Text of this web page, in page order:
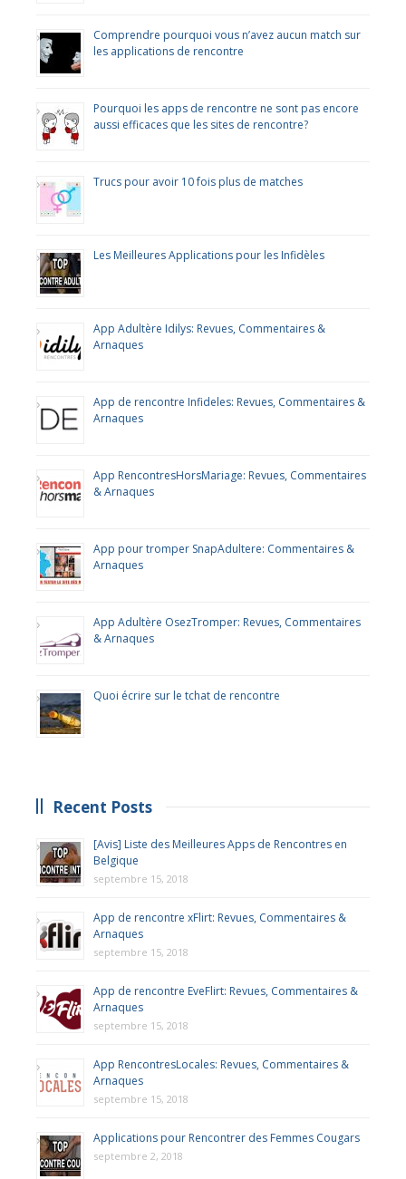
Comprendre pourquoi vous n’avez aucun match sur
les applications de rencontre
Pourquoi les apps de rencontre ne sont pas encore
aussi efficaces que les sites de rencontre?
Trucs pour avoir 10 fois plus de matches
Les Meilleures Applications pour les Infidèles
App Adultère Idilys: Revues, Commentaires &
Arnaques
App de rencontre Infideles: Revues, Commentaires &
Arnaques
App RencontresHorsMariage: Revues, Commentaires
& Arnaques
App pour tromper SnapAdultere: Commentaires &
Arnaques
App Adultère OsezTromper: Revues, Commentaires
& Arnaques
Quoi écrire sur le tchat de rencontre
Recent Posts
[Avis] Liste des Meilleures Apps de Rencontres en
Belgique
septembre 15, 2018
App de rencontre xFlirt: Revues, Commentaires &
Arnaques
septembre 15, 2018
App de rencontre EveFlirt: Revues, Commentaires &
Arnaques
septembre 15, 2018
App RencontresLocales: Revues, Commentaires &
Arnaques
septembre 15, 2018
Applications pour Rencontrer des Femmes Cougars
septembre 2, 2018